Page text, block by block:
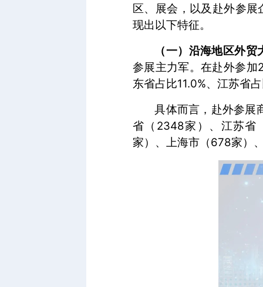
区、展会，以及赴外参
现出以下特征。
（一）沿海地区外
参展主力军。在赴外参
东省占比11.0%、江苏省
具体而言，赴外参展
省（2348家）、江苏省
家）、上海市（678家）